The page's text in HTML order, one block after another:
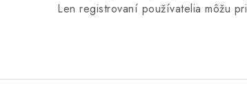
Len registrovaní používatelia môžu